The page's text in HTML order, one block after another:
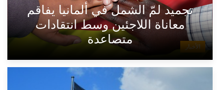
الأخبار
تجميد لمّ الشمل في ألمانيا يفاقم
معاناة اللاجئين وسط انتقادات
متصاعدة